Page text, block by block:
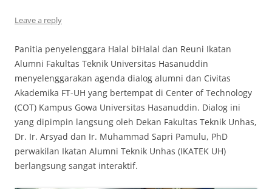
Leave a reply
Panitia penyelenggara Halal biHalal dan Reuni Ikatan
Alumni Fakultas Teknik Universitas Hasanuddin
menyelenggarakan agenda dialog alumni dan Civitas
Akademika FT-UH yang bertempat di Center of Technology
(COT) Kampus Gowa Universitas Hasanuddin. Dialog ini
yang dipimpin langsung oleh Dekan Fakultas Teknik Unhas,
Dr. Ir. Arsyad dan Ir. Muhammad Sapri Pamulu, PhD
perwakilan Ikatan Alumni Teknik Unhas (IKATEK UH)
berlangsung sangat interaktif.